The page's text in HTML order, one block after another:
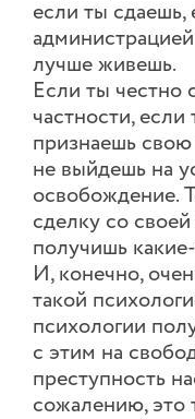
если ты сдаешь,
лучше живешь.
Если ты честно
частности,
признаешь свою
не выйдешь на
освобождение.
сделку со своей
получишь
И, конечно,
такой
психологии
с этим на
преступность
сожалению, это